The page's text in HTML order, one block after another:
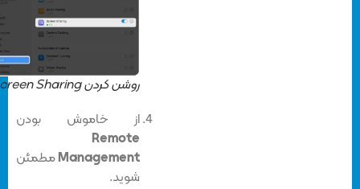
روشن کردن Screen Sharing
از خاموش بودن
Remote
Managementمطمئن
شوید.